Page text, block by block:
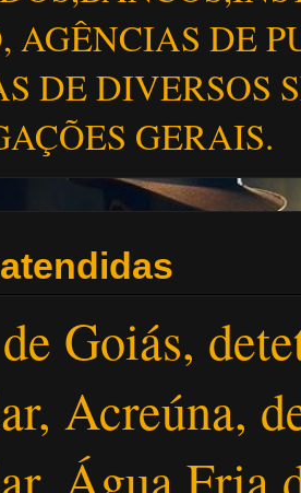
AGÊNCIAS DE
DE DIVERSOS
GERAIS.
Goiás,
Acreúna,